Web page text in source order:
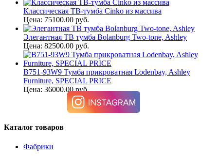
Классическая ТВ-тумба Cinko из массива
Цена: 75100.00 руб.
Элегантная ТВ тумба Bolanburg Two-tone, Ashley
Цена: 82500.00 руб.
B751-93W9 Тумба прикроватная Lodenbay, Ashley
Furniture, SPECIAL PRICE
Цена: 36000.00 руб.
Каталог товаров
Фабрики